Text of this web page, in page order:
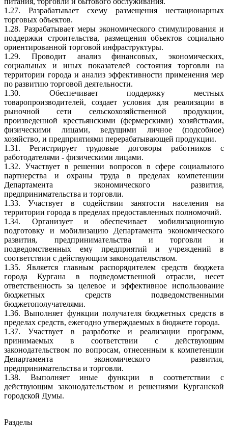
1.27. Разрабатывает схему размещения нестационарных
торговых объектов.
1.28. Разрабатывает меры экономического стимулирования и
поддержки строительства, размещения объектов социально
ориентированной торговой инфраструктуры.
1.29. Проводит анализ финансовых, экономических,
социальных и иных показателей состояния торговли на
территории города и анализ эффективности применения мер
по развитию торговой деятельности.
1.30. Обеспечивает поддержку местных
товаропроизводителей, создает условия для реализации в
рыночной сети сельскохозяйственной продукции,
произведенной крестьянскими (фермерскими) хозяйствами,
физическими лицами, ведущими личное (подсобное)
хозяйство, и предприятиями перерабатывающей продукции.
1.31. Регистрирует трудовые договоры работников с
работодателями - физическими лицами.
1.32. Участвует в решении вопросов в сфере социального
партнерства и охраны труда в пределах компетенции
Департамента экономического развития,
предпринимательства и торговли.
1.33. Участвует в содействии занятости населения на
территории города в пределах предоставленных полномочий.
1.34. Организует и обеспечивает мобилизационную
подготовку и мобилизацию Департамента экономического
развития, предпринимательства и торговли и
подведомственных ему предприятий и учреждений в
соответствии с действующим законодательством.
1.35. Является главным распорядителем средств бюджета
города Кургана в подведомственной отрасли, несет
ответственность за целевое и эффективное использование
бюджетных средств подведомственными
бюджетополучателями.
1.36. Выполняет функции получателя бюджетных средств в
пределах средств, ежегодно утверждаемых в бюджете города.
1.37. Участвует в разработке и реализации программ,
принимаемых в соответствии с действующим
законодательством по вопросам, отнесенным к компетенции
Департамента экономического развития,
предпринимательства и торговли.
1.38. Выполняет иные функции в соответствии с
действующим законодательством и решениями Курганской
городской Думы.
Разделы